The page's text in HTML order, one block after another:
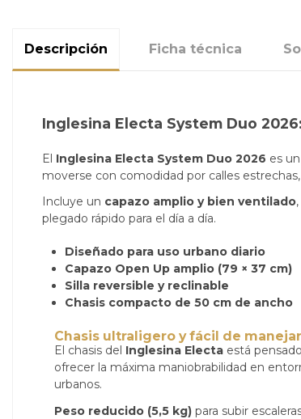
Descripción Ficha técnica
Inglesina Electa System Duo
El Inglesina Electa System Duo 2026 es
moverse con comodidad por calles
Incluye un capazo amplio y bien ventilado
plegado rápido para el día a día.
Diseñado para uso urbano diario
Capazo Open Up amplio (79 × 37 cm)
Silla reversible y reclinable
Chasis compacto de 50 cm de ancho
Chasis ultraligero y fácil de manejar
El chasis del Inglesina Electa está
ofrecer la máxima maniobrabilidad en
urbanos.
Peso reducido (5,5 kg) para subir